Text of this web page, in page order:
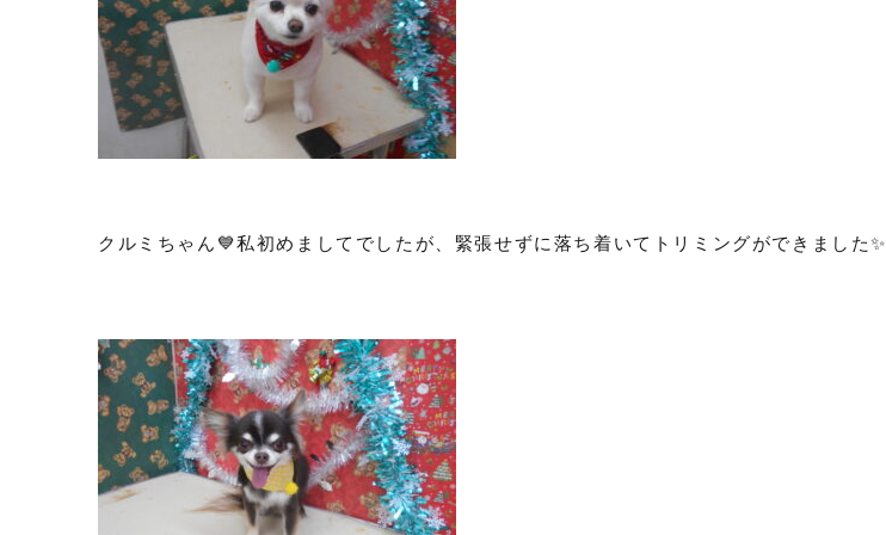
クルミちゃん💙私初めましてでしたが、緊張せずに落ち着いてトリミングができました✨